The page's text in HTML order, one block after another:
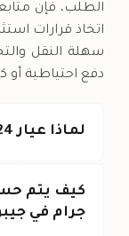
الطلب، فإن
سهلة النقل
دفع احتياطية
لماذا عيار 24 هو الأفضل للاستثمار؟
جرام في